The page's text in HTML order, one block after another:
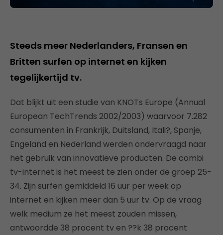
Steeds meer Nederlanders, Fransen en
Britten surfen op internet en kijken
tegelijkertijd tv.
Dat blijkt uit een studie van KNOTs Europe (Annual
European TechTrends 2002/2003) waarvoor 7.282
consumenten in Frankrijk, Duitsland, Itali?, Spanje,
Engeland en Nederland werden ondervraagd naar
het gebruik van innovatieve producten. De combi
tv-internet is het meest te zien onder de groep 25-
34. Zijn surfen gemiddeld 16 uur per week op
internet en kijken meer dan 5 uur tv. Op de vraag
welk medium ze het meest zouden missen,
antwoordde 38 procent tv en ??k 38 procent